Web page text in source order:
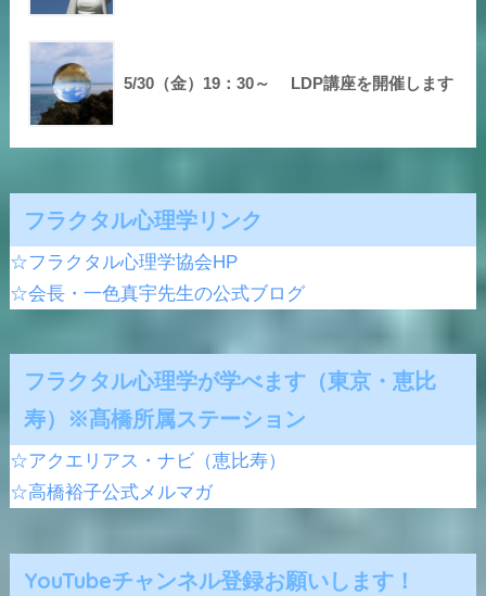
5/30（金）19：30～ LDP講座を開催します
フラクタル心理学リンク
☆フラクタル心理学協会HP
☆会長・一色真宇先生の公式ブログ
フラクタル心理学が学べます（東京・恵比
寿）※髙橋所属ステーション
☆アクエリアス・ナビ（恵比寿）
☆高橋裕子公式メルマガ
YouTubeチャンネル登録お願いします！